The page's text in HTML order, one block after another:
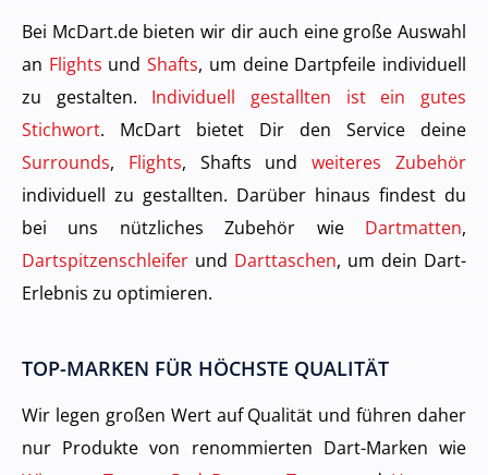
Bei McDart.de bieten wir dir auch eine große Auswahl
an Flights undShafts, um deine Dartpfeile individuell
zu gestalten. Individuell gestallten ist ein gutes
Stichwort. McDart bietet Dir den Service deine
Surrounds, Flights, Shafts undweiteres Zubehör
individuell zu gestallten. Darüber hinaus findest du
bei uns nützliches Zubehör wie Dartmatten,
Dartspitzenschleifer und Darttaschen, um dein Dart-
Erlebnis zu optimieren.
TOP-MARKEN FÜR HÖCHSTE QUALITÄT
Wir legen großen Wert auf Qualität und führen daher
nur Produkte von renommierten Dart-Marken wie